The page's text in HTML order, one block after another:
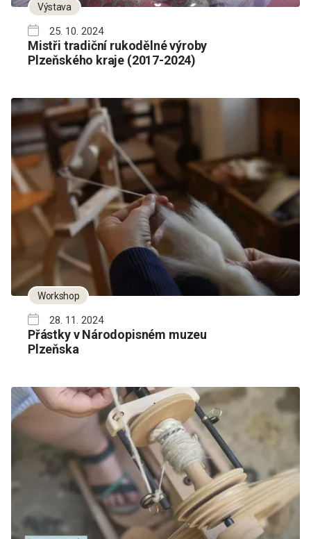
Výstava
25. 10. 2024
Mistři tradiční rukodělné výroby
Plzeňského kraje (2017-2024)
Workshop
28. 11. 2024
Přástky v Národopisném muzeu
Plzeňska